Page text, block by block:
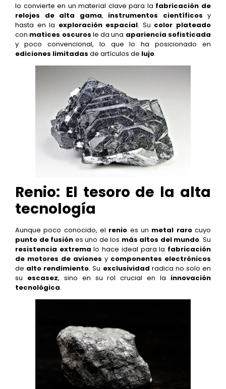
lo convierte en un material clave para la fabricación de
relojes de alta gama, instrumentos científicos y
hasta en la exploración espacial. Su color plateado
con matices oscuros le da una apariencia sofisticada
y poco convencional, lo que lo ha posicionado en
ediciones limitadas de artículos de lujo.
Renio: El tesoro de la alta
tecnología
Aunque poco conocido, el renio es un metal rarocuyo
punto de fusión es uno de los más altos del mundo. Su
resistencia extrema lo hace ideal para la fabricación
de motores de aviones y componentes electrónicos
de alto rendimiento. Su exclusividad radica no solo en
su escasez, sino en su rol crucial en la innovación
tecnológica.